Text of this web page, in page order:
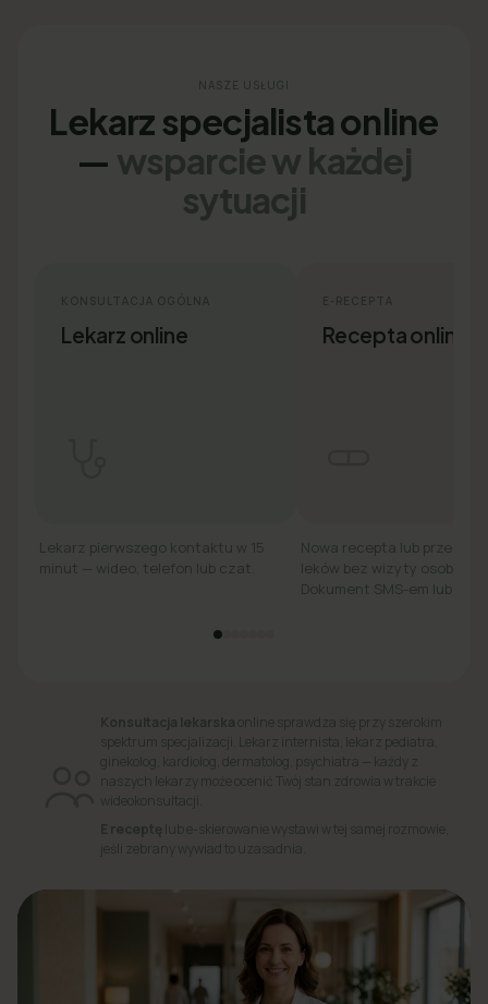
NASZE USŁUGI
Lekarz specjalista online
— wsparcie w każdej
sytuacji
Lekarz online
Lekarz pierwszego kontaktu w 15
minut — wideo, telefon lub czat.
E-RECEPTA
Recepta online
Nowa recepta lub
leków bez wizyty osobiście.
Dokument SMS-em lub e-
Konsultacja lekarskaonline sprawdza się przy szerokim
spektrum specjalizacji. Lekarz internista, lekarz pediatra,
ginekolog, kardiolog, dermatolog, psychiatra — każdy z
naszych lekarzy może ocenić Twój stan zdrowia w trakcie
wideokonsultacji.
E receptę lub e-skierowanie wystawi w tej samej rozmowie,
jeśli zebrany wywiad to uzasadnia.